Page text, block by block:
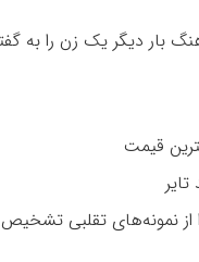
بار دیگر یک زن را به
نمونه‌های تقلبی